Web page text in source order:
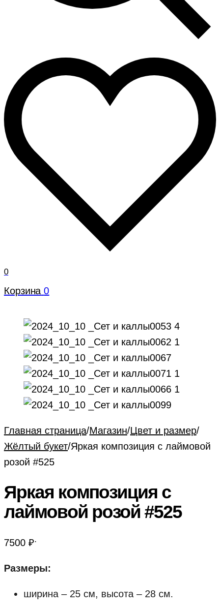
0
Корзина 0
Главная страница/Магазин/Цвет и размер/
Жёлтый букет/Яркая композиция с лаймовой
розой #525
Яркая композиция с
лаймовой розой #525
7500 ₽.
Размеры:
ширина – 25 см, высота – 28 см.